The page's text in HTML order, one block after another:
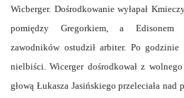
Wicberger. Dośrodkowanie wyłapał
pomiędzy Gregorkiem, a Edisonem
zawodników ostudził arbiter. Po
nielbiści. Wicerger dośrodkował z
głową Łukasza Jasińskiego przeleciała